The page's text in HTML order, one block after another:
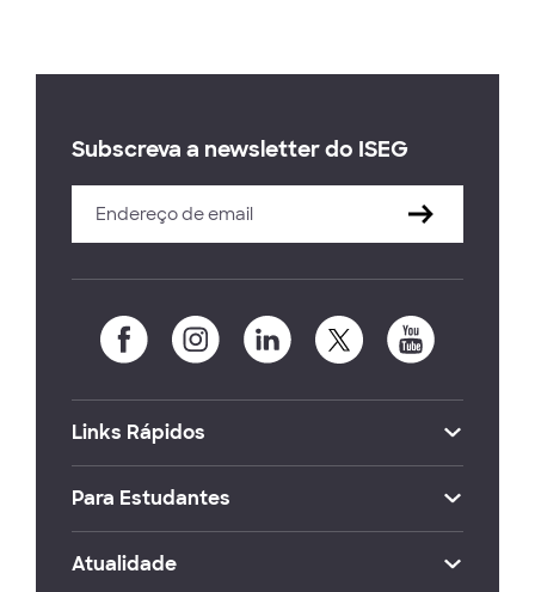
Subscreva a newsletter do ISEG
Links Rápidos
Para Estudantes
Atualidade